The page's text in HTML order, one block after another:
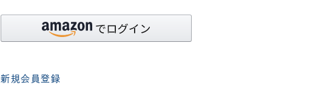
新規会員登録